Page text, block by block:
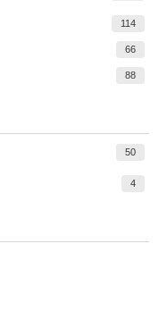
114
66
88
50
4